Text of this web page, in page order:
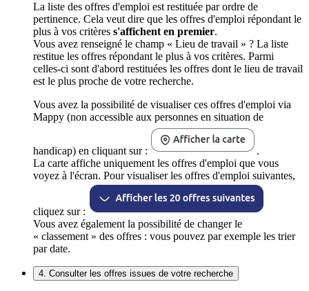
La liste des offres d'emploi est restituée par ordre de
pertinence. Cela veut dire que les offres d'emploi répondant le
plus à vos critères s'affichent en premier.
Vous avez renseigné le champ « Lieu de travail » ? La liste
restitue les offres répondant le plus à vos critères. Parmi
celles-ci sont d'abord restituées les offres dont le lieu de travail
est le plus proche de votre recherche.
Vous avez la possibilité de visualiser ces offres d'emploi via
Mappy (non accessible aux personnes en situation de
handicap) en cliquant sur :
.
La carte affiche uniquement les offres d'emploi que vous
voyez à l'écran. Pour visualiser les offres d'emploi suivantes,
cliquez sur :
Vous avez également la possibilité de changer le
« classement » des offres : vous pouvez par exemple les trier
par date.
4. Consulter les offres issues de votre recherche